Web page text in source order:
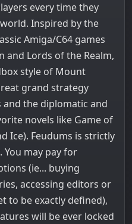
every time they
Inspired by the
Amiga/C64 games
and Lords of the Realm,
style of Mount
grand strategy
the diplomatic and
novels like Game of
Ice). Feudums is strictly
may pay for
(ie... buying
accessing editors or
to be exactly defined),
will be ever locked